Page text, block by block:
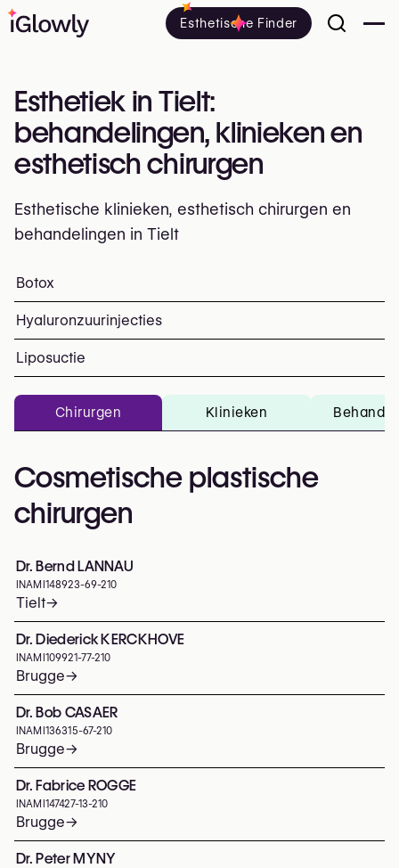
Esthetische Finder
Esthetiek in Tielt:
behandelingen, klinieken en
esthetisch chirurgen
Esthetische klinieken, esthetisch chirurgen en
behandelingen in Tielt
Alles over esthetiek in Tielt: klinieken, esthetisch en
Top ingrepen en
Botox
Hyaluronzuurinjecties
Liposuctie
Chirurgen Klinieken
Cosmetische plastische
chirurgen
Dr. Bernd LANNAU
INAMI 148923-69-210
Tielt→
Dr. Diederick KERCKHOVE
INAMI 109921-77-210
Brugge→
Dr. Bob CASAER
INAMI 136315-67-210
Brugge→
Dr. Fabrice ROGGE
INAMI 147427-13-210
Brugge→
Dr. Peter MYNY